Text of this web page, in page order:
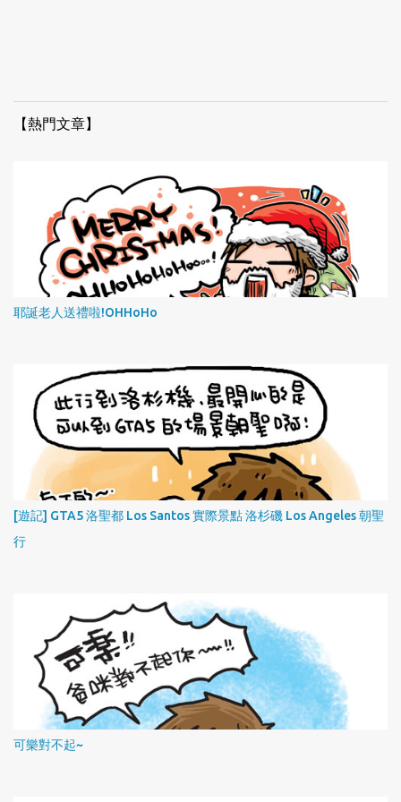
【熱門文章】
耶誕老人送禮啦!OHHoHo
[遊記] GTA5 洛聖都 Los Santos 實際景點 洛杉磯 Los Angeles 朝聖
行
可樂對不起~